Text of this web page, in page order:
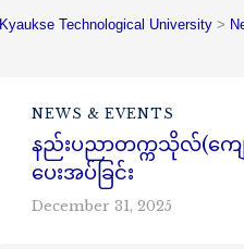
Kyaukse Technological University >
NEWS & EVENTS
နည်းပညာတက္ကသိုလ်(ကျ
ပေးအပ်ခြင်း
December 31, 2025